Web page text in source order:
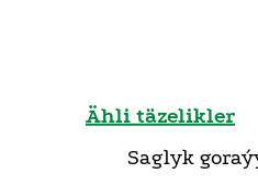
Ähli täzelikler
Saglyk